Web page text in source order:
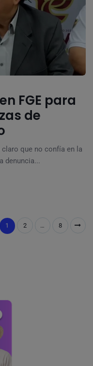
FGE para
de
que no confía en la
denuncia...
1 2 … 8